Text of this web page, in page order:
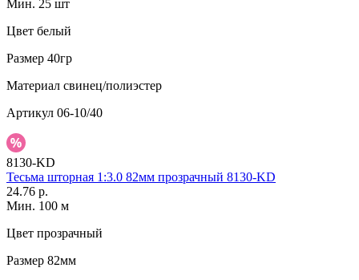
Мин. 25 шт
Цвет белый
Размер 40гр
Материал свинец/полиэстер
Артикул 06-10/40
8130-KD
Тесьма шторная 1:3.0 82мм прозрачный 8130-KD
24.76 р.
Мин. 100 м
Цвет прозрачный
Размер 82мм